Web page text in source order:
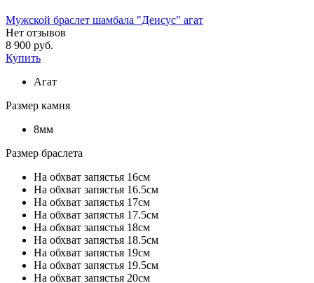
Мужской браслет шамбала "Деисус" агат
Нет отзывов
8 900 руб.
Купить
Агат
Размер камня
8мм
Размер браслета
На обхват запястья 16см
На обхват запястья 16.5см
На обхват запястья 17см
На обхват запястья 17.5см
На обхват запястья 18см
На обхват запястья 18.5см
На обхват запястья 19см
На обхват запястья 19.5см
На обхват запястья 20см